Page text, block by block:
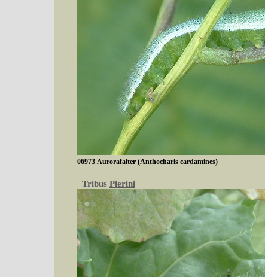
06973 Aurorafalter (Anthocharis cardamines)
Tribus Pierini